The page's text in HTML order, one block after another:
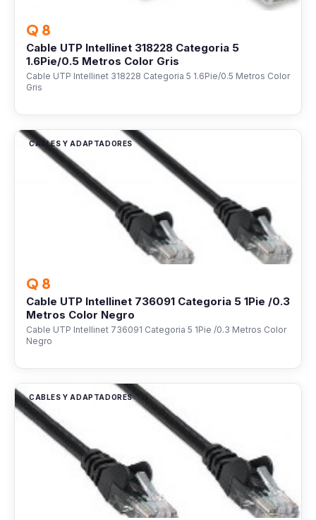
Q 8
Cable UTP Intellinet 318228 Categoria 5
1.6Pie/0.5 Metros Color Gris
Cable UTP Intellinet 318228 Categoria 5 1.6Pie/0.5 Metros Color
Gris
CABLES Y ADAPTADORES
Q 8
Cable UTP Intellinet 736091 Categoria 5 1Pie /0.3
Metros Color Negro
Cable UTP Intellinet 736091 Categoria 5 1Pie /0.3 Metros Color
Negro
CABLES Y ADAPTADORES